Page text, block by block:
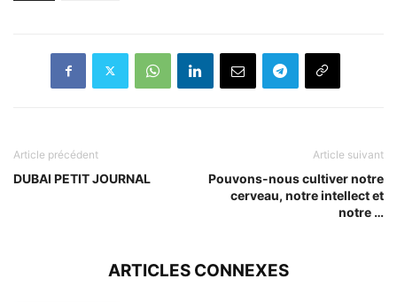
Article précédent
DUBAI PETIT JOURNAL
Article suivant
Pouvons-nous cultiver notre
cerveau, notre intellect et
notre …
ARTICLES CONNEXES